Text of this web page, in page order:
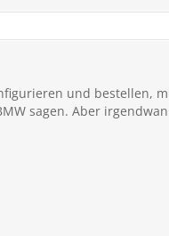
und bestellen,
sagen. Aber